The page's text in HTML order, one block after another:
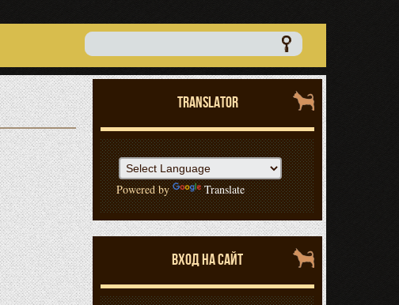
TRANSLATOR
Powered by Translate
ВХОД НА САЙТ